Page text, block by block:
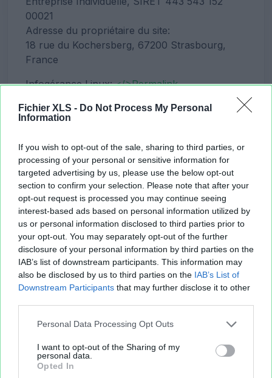
Fichier XLS - Do Not Process My Personal
Information
If you wish to opt-out of the sale, sharing to third parties, or
processing of your personal or sensitive information for
targeted advertising by us, please use the below opt-out
section to confirm your selection. Please note that after your
opt-out request is processed you may continue seeing
interest-based ads based on personal information utilized by
us or personal information disclosed to third parties prior to
your opt-out. You may separately opt-out of the further
disclosure of your personal information by third parties on the
IAB’s list of downstream participants. This information may
also be disclosed by us to third parties on the IAB’s List of
Downstream Participants that may further disclose it to other
Personal Data Processing Opt Outs
I want to opt-out of the Sharing of my
personal data.
Opted In
Adresse du propriétaire du site:
Infogérance Linux:</>Permalink
Voir aussi:Conditions d'utilisation du service
Charte de confidentialité et conformité RGPD
Cookie DoubleClick DART
Fichier XLS fait appel à des régies de publicité
tierces, telles que Google AdSense, pour
assurer la diffusion d'annonces sur son média.
Ces entreprises peuvent utiliser les données
relatives à votre navigation sur le site Web ou
d'autres sites (à l'exception de votre nom,
adresse postale, adresse e-mail ou numéro de
téléphone) afin de vous proposer des
annonces de produits ou services adaptées à
vos centres d'intérêt. Pour en savoir plus sur
l'utilisation de ces données par ces entreprises,
cliquez ici.